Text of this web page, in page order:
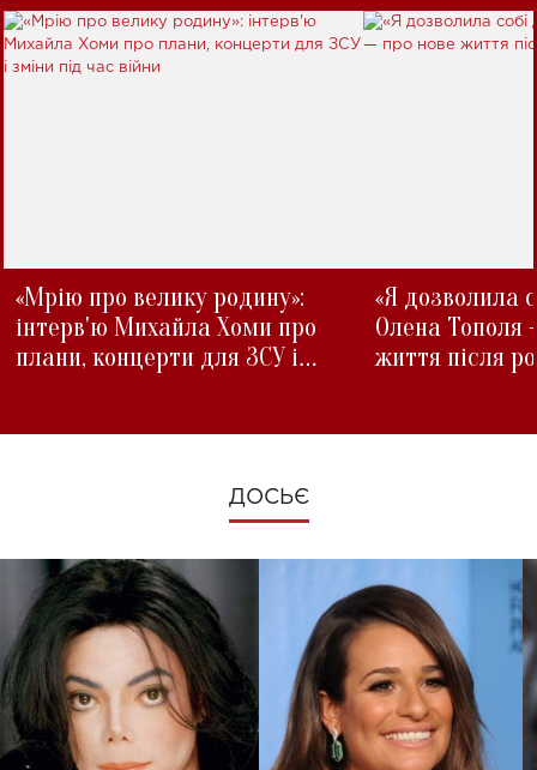
«Мрію про велику родину»:
інтерв'ю Михайла Хоми про
плани, концерти для ЗСУ і
«Я дозволила
Олена Тополя
життя після
ДОСЬЄ